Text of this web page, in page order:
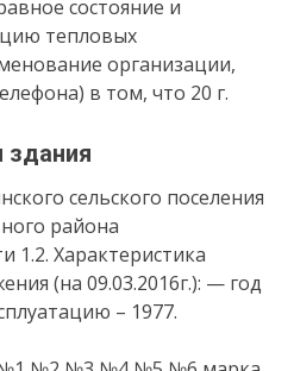
состояние и
тепловых
организации,
в том, что 20 г.
здания
сельского поселения
района
1.2. Характеристика
(на 09.03.2016г.): — год
– 1977.